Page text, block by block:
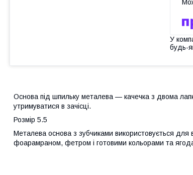
У
будь-
Основа під шпильку металева — качечка з двома
утримуватися в зачісці.
Розмір 5.5
Металева основа з зубчиками використовується для
фоарамраном, фетром і готовими кольорами та